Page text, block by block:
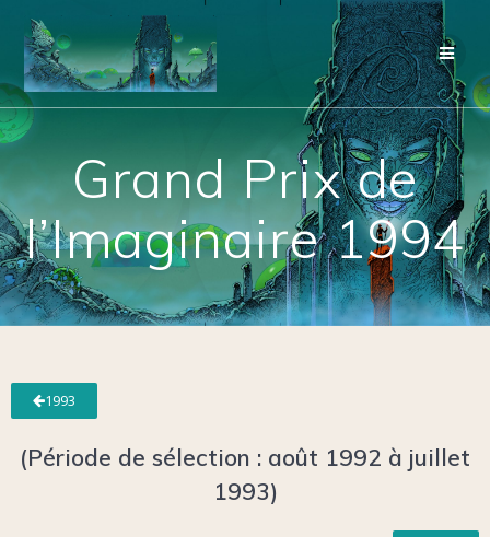
Grand Prix de
l’Imaginaire 1994
1993
(Période de sélection : août 1992 à juillet
1993)